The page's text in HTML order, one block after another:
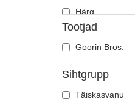
Härg
Heeringas
Hiir
Hirv
Hobune
Hüljes
Tootjad
Goorin Bros.
Sihtgrupp
Täiskasvanu